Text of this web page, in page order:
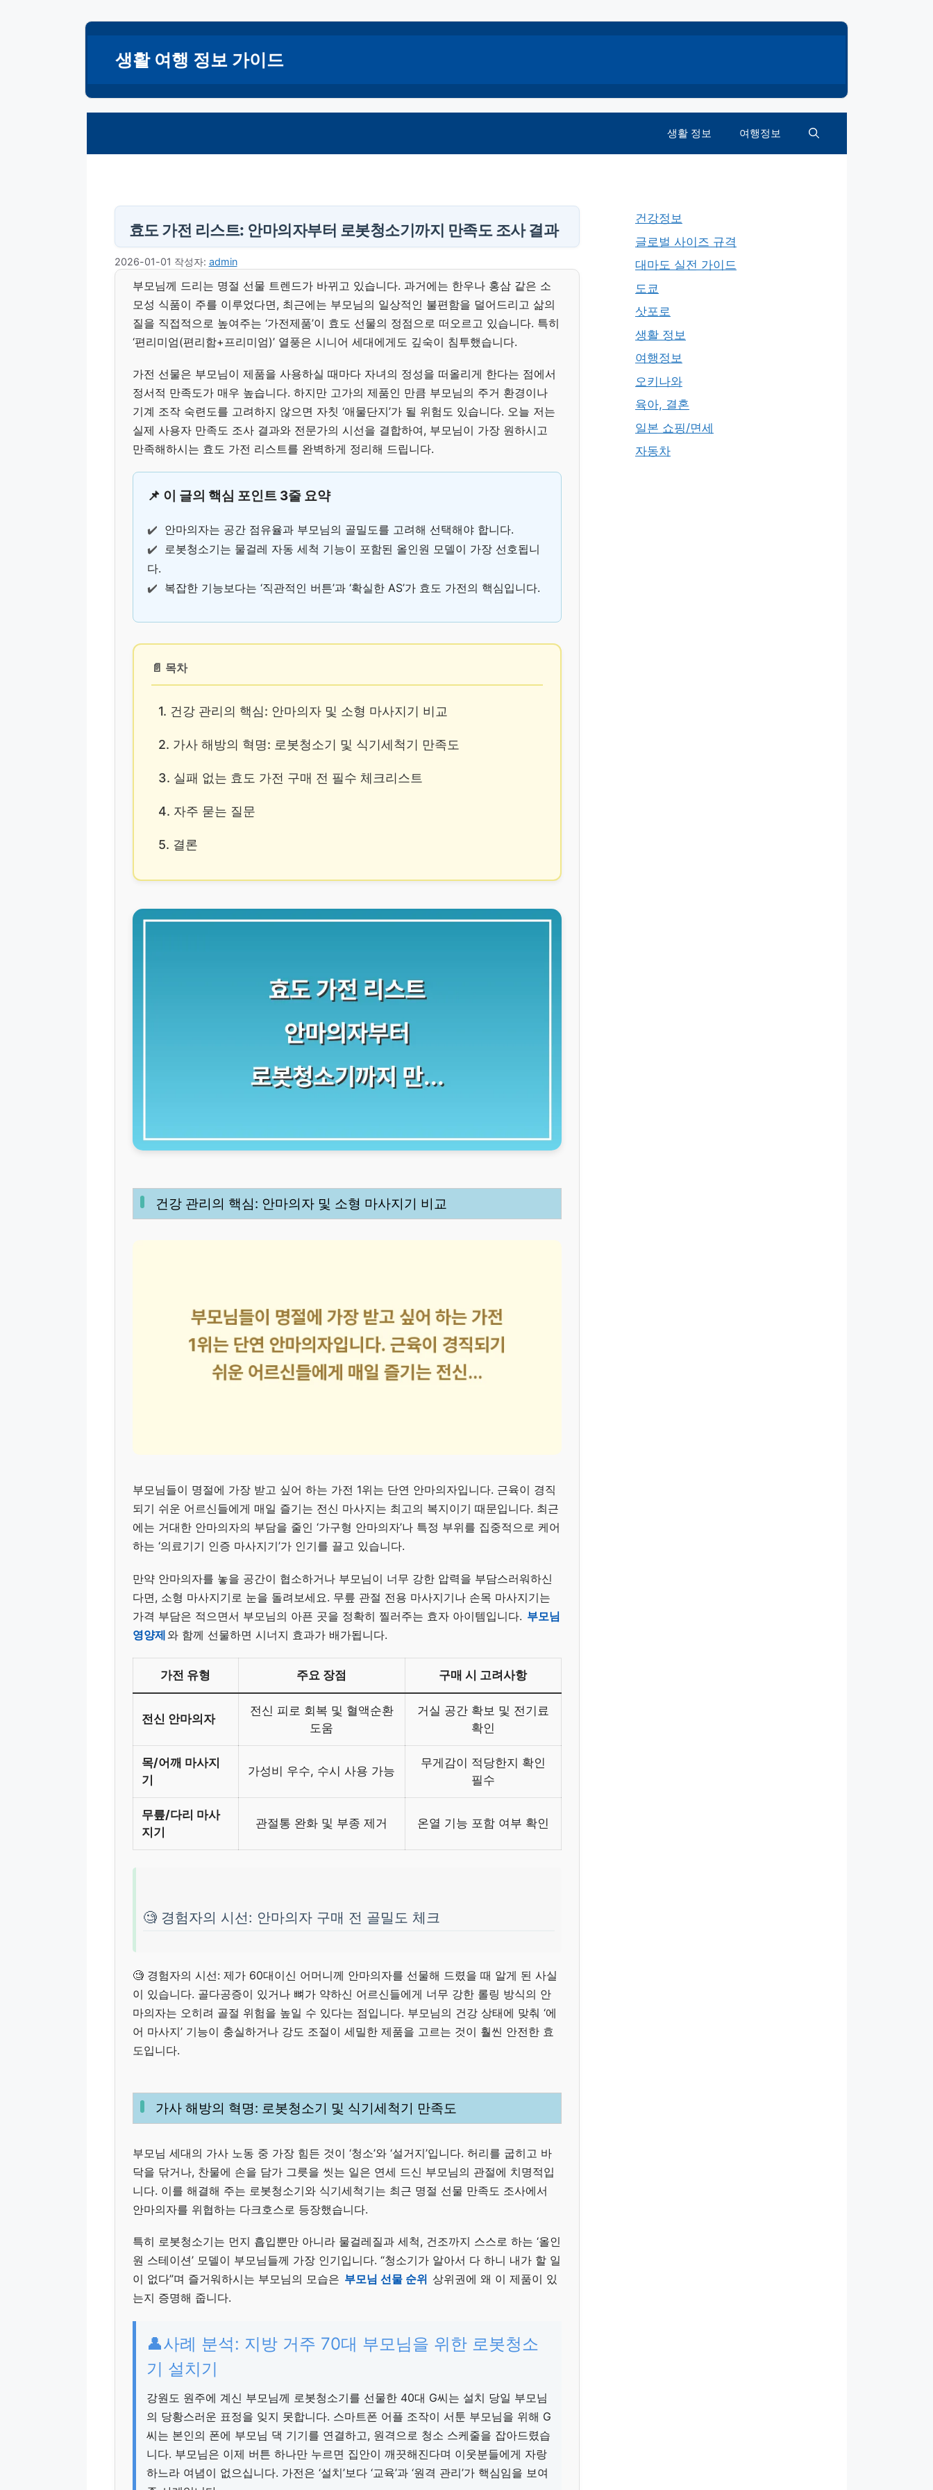
생활 여행 정보 가이드
생활 정보 여행정보
효도 가전 리스트: 안마의자부터 로봇청소기까지 만족도 조사 결과
2026-01-01 작성자: admin
부모님께 드리는 명절 선물 트렌드가 바뀌고 있습니다. 과거에는 한우나 홍삼 같은 소
모성 식품이 주를 이루었다면, 최근에는 부모님의 일상적인 불편함을 덜어드리고 삶의
질을 직접적으로 높여주는 ‘가전제품’이 효도 선물의 정점으로 떠오르고 있습니다. 특히
‘편리미엄(편리함+프리미엄)’ 열풍은 시니어 세대에게도 깊숙이 침투했습니다.
가전 선물은 부모님이 제품을 사용하실 때마다 자녀의 정성을 떠올리게 한다는 점에서
정서적 만족도가 매우 높습니다. 하지만 고가의 제품인 만큼 부모님의 주거 환경이나
기계 조작 숙련도를 고려하지 않으면 자칫 ‘애물단지’가 될 위험도 있습니다. 오늘 저는
실제 사용자 만족도 조사 결과와 전문가의 시선을 결합하여, 부모님이 가장 원하시고
만족해하시는 효도 가전 리스트를 완벽하게 정리해 드립니다.
📌 이 글의 핵심 포인트 3줄 요약
✔️ 안마의자는 공간 점유율과 부모님의 골밀도를 고려해 선택해야 합니다.
✔️
로봇청소기는 물걸레 자동 세척 기능이 포함된 올인원 모델이 가장 선호됩니
다.
✔️ 복잡한 기능보다는 ‘직관적인 버튼’과 ‘확실한 AS’가 효도 가전의 핵심입니다.
📄 목차
1. 건강 관리의 핵심: 안마의자 및 소형 마사지기 비교
2. 가사 해방의 혁명: 로봇청소기 및 식기세척기 만족도
3. 실패 없는 효도 가전 구매 전 필수 체크리스트
4. 자주 묻는 질문
5. 결론
건강 관리의 핵심: 안마의자 및 소형 마사지기 비교
부모님들이 명절에 가장 받고 싶어 하는 가전 1위는 단연 안마의자입니다. 근육이 경직
되기 쉬운 어르신들에게 매일 즐기는 전신 마사지는 최고의 복지이기 때문입니다. 최근
에는 거대한 안마의자의 부담을 줄인 ‘가구형 안마의자’나 특정 부위를 집중적으로 케어
하는 ‘의료기기 인증 마사지기’가 인기를 끌고 있습니다.
만약 안마의자를 놓을 공간이 협소하거나 부모님이 너무 강한 압력을 부담스러워하신
다면, 소형 마사지기로 눈을 돌려보세요. 무릎 관절 전용 마사지기나 손목 마사지기는
가격 부담은 적으면서 부모님의 아픈 곳을 정확히 찔러주는 효자 아이템입니다. 부모님
영양제 와 함께 선물하면 시너지 효과가 배가됩니다.
가전 유형 주요 장점 구매 시 고려사항
전신 안마의자
전신 피로 회복 및 혈액순환
도움
거실 공간 확보 및 전기료
확인
목/어깨 마사지
기
가성비 우수, 수시 사용 가능
무게감이 적당한지 확인
필수
무릎/다리 마사
지기
관절통 완화 및 부종 제거 온열 기능 포함 여부 확인
🧐 경험자의 시선: 안마의자 구매 전 골밀도 체크
🧐 경험자의 시선: 제가 60대이신 어머니께 안마의자를 선물해 드렸을 때 알게 된 사실
이 있습니다. 골다공증이 있거나 뼈가 약하신 어르신들에게 너무 강한 롤링 방식의 안
마의자는 오히려 골절 위험을 높일 수 있다는 점입니다. 부모님의 건강 상태에 맞춰 ‘에
어 마사지’ 기능이 충실하거나 강도 조절이 세밀한 제품을 고르는 것이 훨씬 안전한 효
도입니다.
가사 해방의 혁명: 로봇청소기 및 식기세척기 만족도
부모님 세대의 가사 노동 중 가장 힘든 것이 ‘청소’와 ‘설거지’입니다. 허리를 굽히고 바
닥을 닦거나, 찬물에 손을 담가 그릇을 씻는 일은 연세 드신 부모님의 관절에 치명적입
니다. 이를 해결해 주는 로봇청소기와 식기세척기는 최근 명절 선물 만족도 조사에서
안마의자를 위협하는 다크호스로 등장했습니다.
특히 로봇청소기는 먼지 흡입뿐만 아니라 물걸레질과 세척, 건조까지 스스로 하는 ‘올인
원 스테이션’ 모델이 부모님들께 가장 인기입니다. “청소기가 알아서 다 하니 내가 할 일
이 없다”며 즐거워하시는 부모님의 모습은 부모님 선물 순위 상위권에 왜 이 제품이 있
는지 증명해 줍니다.
👤사례 분석: 지방 거주 70대 부모님을 위한 로봇청소
기 설치기
강원도 원주에 계신 부모님께 로봇청소기를 선물한 40대 G씨는 설치 당일 부모님
의 당황스러운 표정을 잊지 못합니다. 스마트폰 어플 조작이 서툰 부모님을 위해 G
씨는 본인의 폰에 부모님 댁 기기를 연결하고, 원격으로 청소 스케줄을 잡아드렸습
니다. 부모님은 이제 버튼 하나만 누르면 집안이 깨끗해진다며 이웃분들에게 자랑
하느라 여념이 없으십니다. 가전은 ‘설치’보다 ‘교육’과 ‘원격 관리’가 핵심임을 보여
건강정보
글로벌 사이즈 규격
대마도 실전 가이드
도쿄
삿포로
생활 정보
여행정보
오키나와
육아, 결혼
일본 쇼핑/면세
자동차